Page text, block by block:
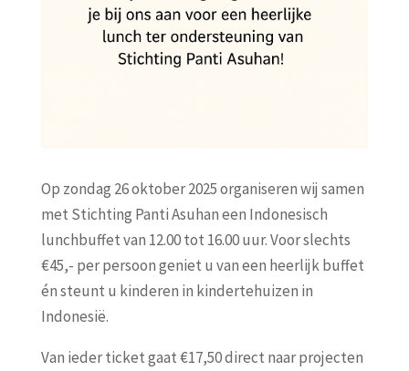
Op zondag 26 oktober 2025 organiseren wij samen
met Stichting Panti Asuhan een Indonesisch
lunchbuffet van 12.00 tot 16.00 uur. Voor slechts
€45,- per persoon geniet u van een heerlijk buffet
én steunt u kinderen in kindertehuizen in
Indonesië.
Van ieder ticket gaat €17,50 direct naar projecten